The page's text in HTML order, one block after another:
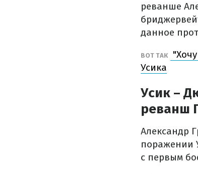
реванше
данное
ВОТ ТАК
Усика
Усик –
реванш
Александр
поражении
с первым